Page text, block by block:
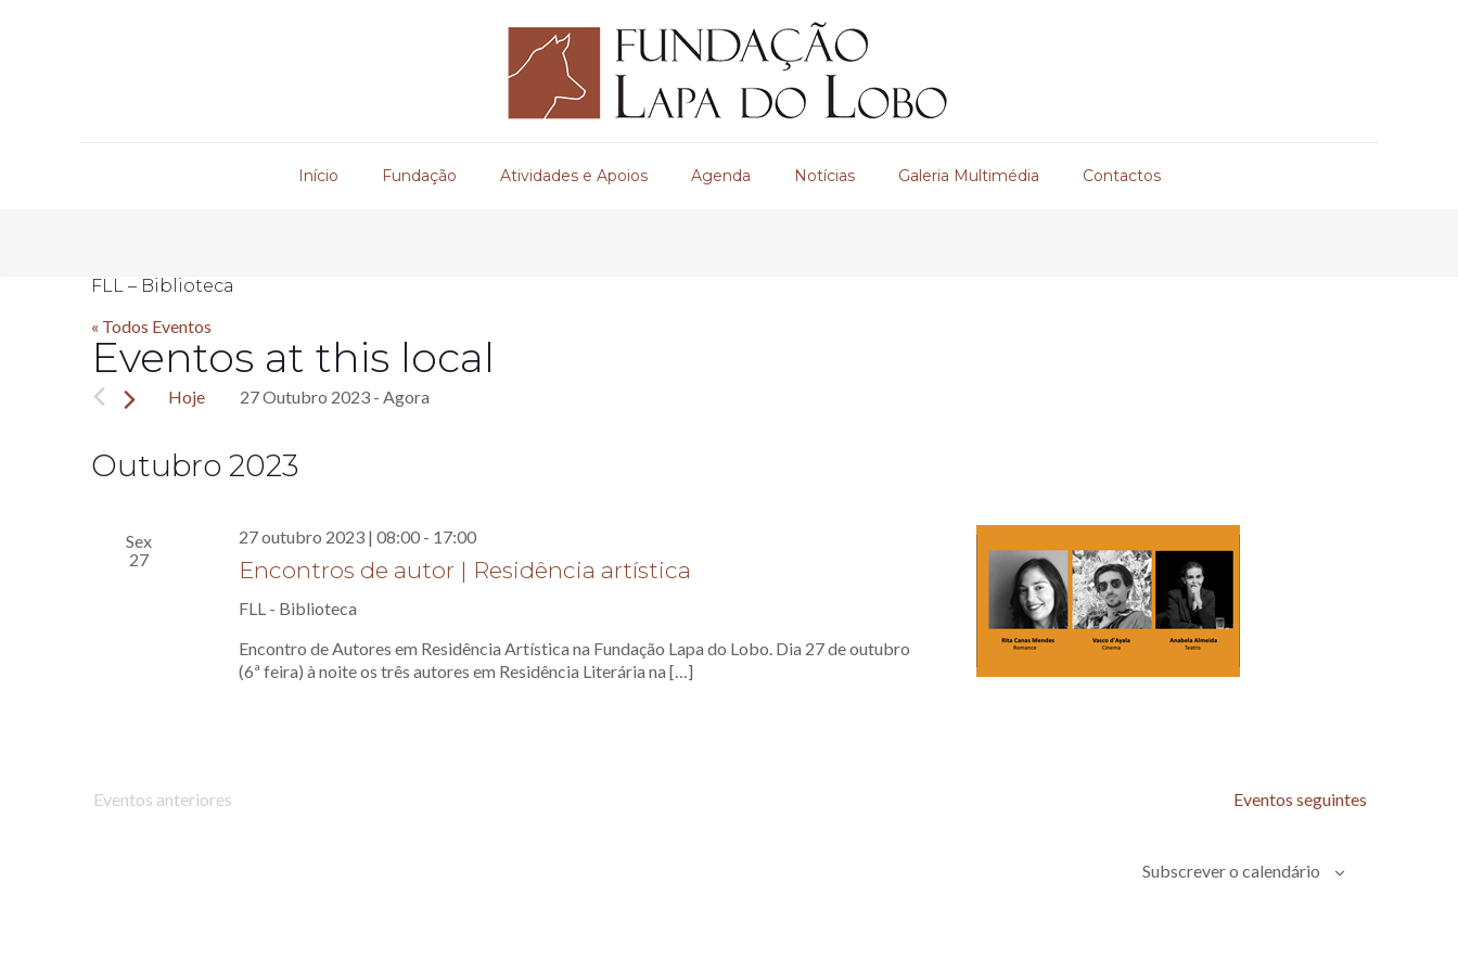
Início Fundação Atividades e Apoios Agenda Notícias Galeria Multimédia Contactos
FLL – Biblioteca
« Todos Eventos
Eventos at this local
Hoje 27 Outubro 2023 - Agora
data.
Outubro 2023
Sex
27
Encontros de autor | Residência artística
27 outubro 2023 | 08:00- 17:00
FLL - Biblioteca
Encontro de Autores em Residência Artística na Fundação Lapa do Lobo. Dia 27 de outubro
(6ª feira) à noite os três autores em Residência Literária na […]
Eventos anteriores Eventos seguintes
Subscrever o calendário